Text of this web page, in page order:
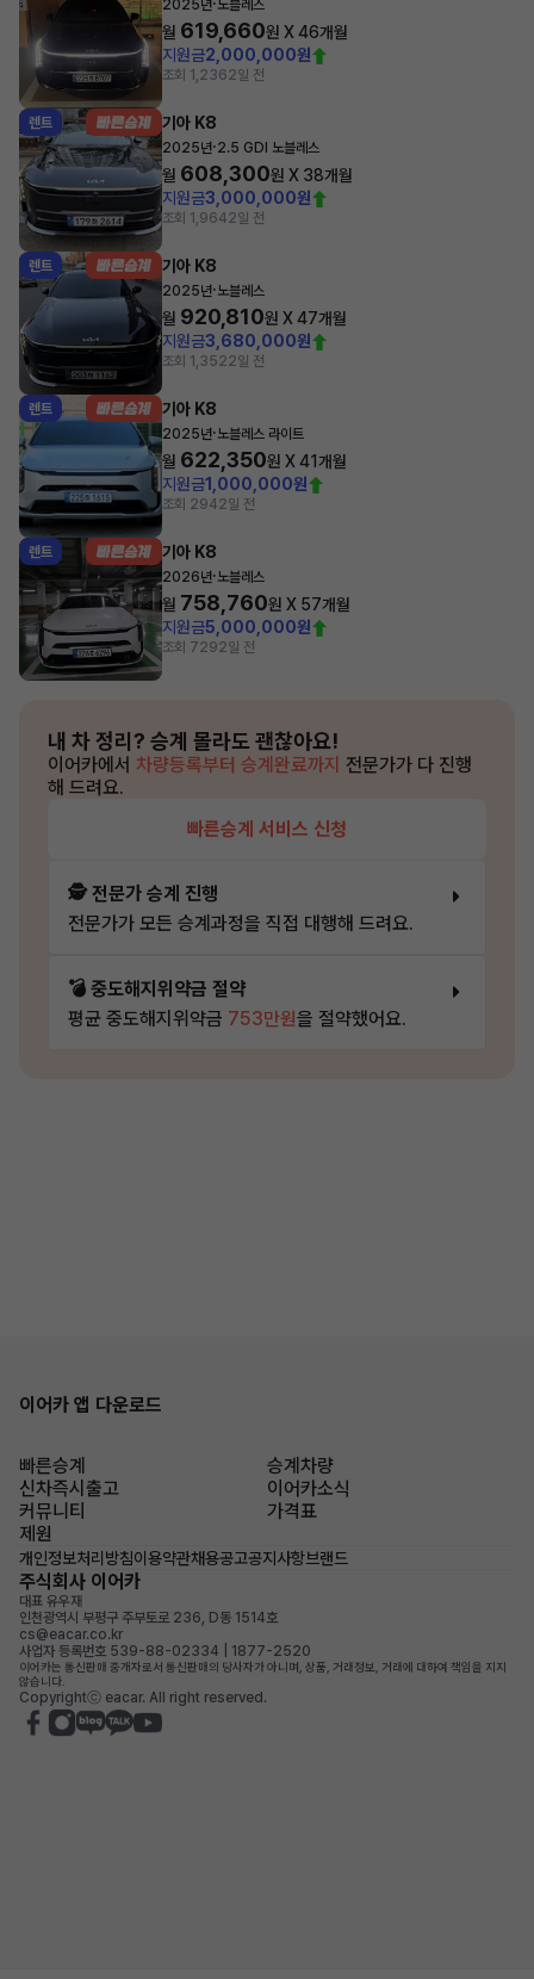
2025년 노블레스
월 619,660원 X46개월
지원금2,000,000원
조회 1,2362일 전
렌트 기아 K8
2025년·2.5 GDI 노블레스
월 608,300원 X 38개월
지원금3,000,000원
조회 1,9642일 전
렌트 기아 K8
2025년·노블레스
월 920,810원 X47개월
지원금3,680,000원
조회 1,3522일 전
렌트 기아 K8
2025년·노블레스 라이트
월 622,350원 X41개월
지원금1,000,000원
조회 2942일 전
렌트 기아 K8
2026년·노블레스
월 758,760원 X 57개월
지원금5,000,000원
조회 7292일 전
내 차 정리? 승계 몰라도 괜찮아요!
이어카에서 차량등록부터 승계완료까지 전문가가 다 진행
해 드려요.
빠른승계 서비스 신청
🕵️ 전문가 승계 진행
전문가가 모든 승계과정을 직접 대행해 드려요.
💣 중도해지위약금 절약
평균 중도해지위약금 753만원을 절약했어요.
이어카 앱 다운로드
빠른승계
승계차량
신차즉시출고
이어카소식
커뮤니티
가격표
제원
개인정보처리방침이용약관채용공고공지사항브랜드
주식회사 이어카
대표 유우재
인천광역시 부평구 주부토로 236, D동 1514호
cs@eacar.co.kr
사업자 등록번호 539-88-02334 | 1877-2520
이어카는 통신판매 중개자로서 통신판매의 당사자가 아니며, 상품, 거래정보, 거래에 대하여 책임을 지지
않습니다.
Copyrightⓒ eacar. All right reserved.